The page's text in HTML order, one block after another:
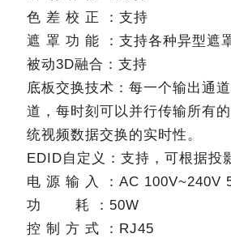
色 差 校 正 ：支持
遮 罩 功 能 ：支持各种异型遮
被动3D融合：支持
底板交换技术：每一个输出通
道，每时刻可以并行传输所有
统视频数据交换的实时性。
EDID自定义：支持，可根据投
电 源 输 入 ：AC 100V~240V
功 耗 ：50W
控 制 方 式 ：RJ45